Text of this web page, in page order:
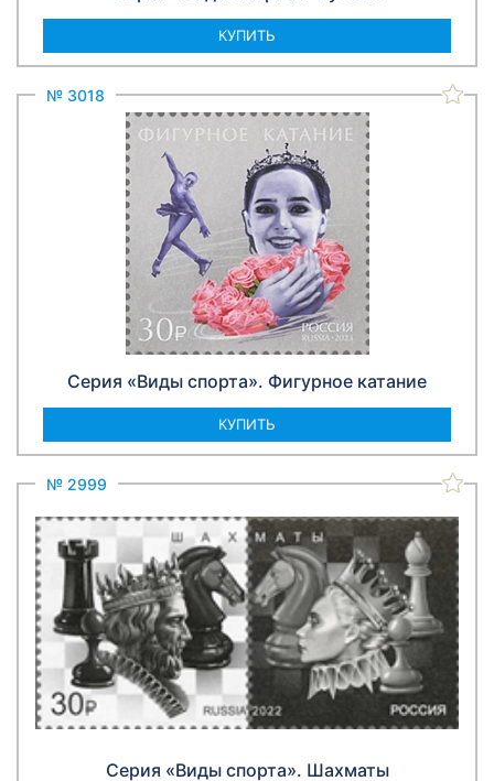
КУПИТЬ
№ 3018
Серия «Виды спорта». Фигурное катание
КУПИТЬ
№ 2999
Серия «Виды спорта». Шахматы